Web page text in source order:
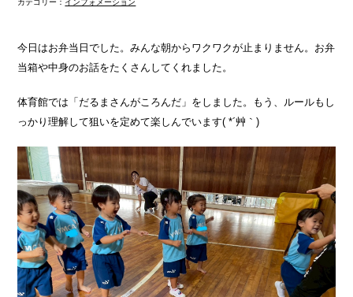
カテゴリー： インフォメーション
今日はお弁当日でした。みんな朝からワクワクが止まりません。お弁
当箱や中身のお話をたくさんしてくれました。
体育館では「だるまさんがころんだ」をしました。もう、ルールもし
っかり理解して狙いを定めて楽しんでいます( *´艸｀)